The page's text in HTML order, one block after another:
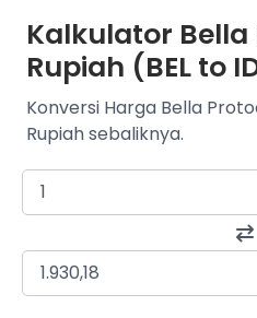
Kalkulator Bella
Rupiah (BEL to
Konversi Harga Bella
Rupiah sebaliknya.